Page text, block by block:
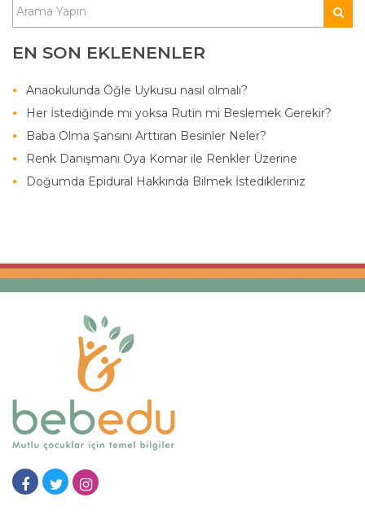
EN SON EKLENENLER
Anaokulunda Öğle Uykusu nasıl olmalı?
Her İstediğinde mi yoksa Rutin mi Beslemek Gerekir?
Baba Olma Şansını Arttıran Besinler Neler?
Renk Danışmanı Oya Komar ile Renkler Üzerine
Doğumda Epidural Hakkında Bilmek İstedikleriniz